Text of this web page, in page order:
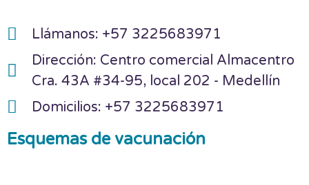
Llámanos: +57 3225683971
Dirección: Centro comercial Almacentro
Cra. 43A #34-95, local 202 - Medellín
Domicilios: +57 3225683971
Esquemas de vacunación